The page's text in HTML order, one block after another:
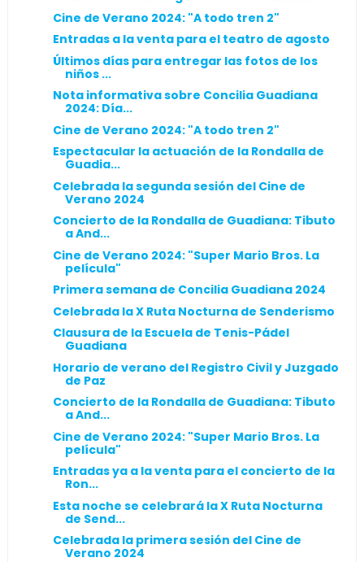
Cine de Verano 2024: "A todo tren 2"
Entradas a la venta para el teatro de agosto
Últimos días para entregar las fotos de los
niños ...
Nota informativa sobre Concilia Guadiana
2024: Día...
Cine de Verano 2024: "A todo tren 2"
Espectacular la actuación de la Rondalla de
Guadia...
Celebrada la segunda sesión del Cine de
Verano 2024
Concierto de la Rondalla de Guadiana: Tibuto
a And...
Cine de Verano 2024: "Super Mario Bros. La
película"
Primera semana de Concilia Guadiana 2024
Celebrada la X Ruta Nocturna de Senderismo
Clausura de la Escuela de Tenis-Pádel
Guadiana
Horario de verano del Registro Civil y Juzgado
de Paz
Concierto de la Rondalla de Guadiana: Tibuto
a And...
Cine de Verano 2024: "Super Mario Bros. La
película"
Entradas ya a la venta para el concierto de la
Ron...
Esta noche se celebrará la X Ruta Nocturna
de Send...
Celebrada la primera sesión del Cine de
Verano 2024